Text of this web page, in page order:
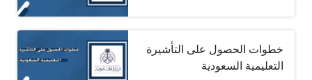
خطوات الحصول على التأشيرة
التعليمية السعودية